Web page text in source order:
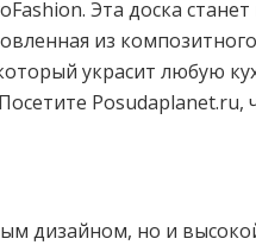
Эта доска
из
украсит любую
Posudaplanet.ru,
дизайном, но и